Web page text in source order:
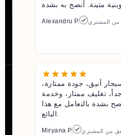
Alexandru P. من المشتري
أنيق، جودة ممتازة،
تغليف ممتاز، وخدمة
بشدة بالتعامل مع هذا
البائع.
Miryana P. من المشتري